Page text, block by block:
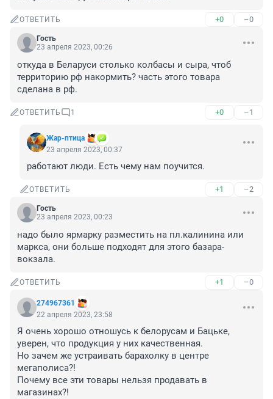
ОТВЕТИТЬ +0 –0
Гость
23 апреля 2023, 00:26
откуда в Беларуси столько колбасы и сыра, чтоб
территорию рф накормить? часть этого товара
сделана в рф.
ОТВЕТИТЬ 1 +0 –1
Жар-птица
23 апреля 2023, 00:37
работают люди. Есть чему нам поучится.
ОТВЕТИТЬ +1 –2
Гость
23 апреля 2023, 00:23
надо было ярмарку разместить на пл.калинина или
маркса, они больше подходят для этого базара-
вокзала.
ОТВЕТИТЬ +1 –0
274967361
22 апреля 2023, 23:58
Я очень хорошо отношусь к белорусам и Бацьке,
уверен, что продукция у них качественная.
Но зачем же устраивать барахолку в центре
мегаполиса?!
Почему все эти товары нельзя продавать в
магазинах?!